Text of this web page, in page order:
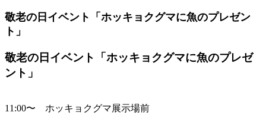
敬老の日イベント「ホッキョクグマに魚のプレゼン
ト」
敬老の日イベント「ホッキョクグマに魚のプレゼ
ント」
11:00〜 ホッキョクグマ展示場前